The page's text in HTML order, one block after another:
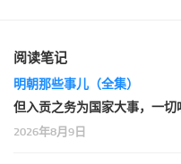
阅读笔记
明朝那些事儿（全集）
但入贡之务为国家大事，一
2026年8月9日